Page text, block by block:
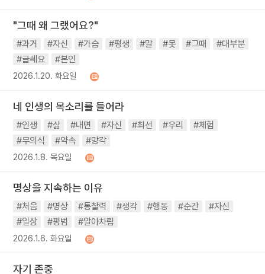
"그때 왜 그랬어요?"
#과거 #자신 #가슴 #평생 #말 #못 #그때
#대부분
#글쎄요
#본인
2026.1.20. 화요일
네 인생의 목소리를 들어라
#인생 #삶 #내면 #자신 #최선 #우리
#체험
#무의식
#약속 #망각
2026.1.8. 목요일
명상을 지속하는 이유
#처음 #명상 #통찰력 #생각 #행동 #순간
#자신
#일상
#평범 #알아차림
2026.1.6. 화요일
자기 존중